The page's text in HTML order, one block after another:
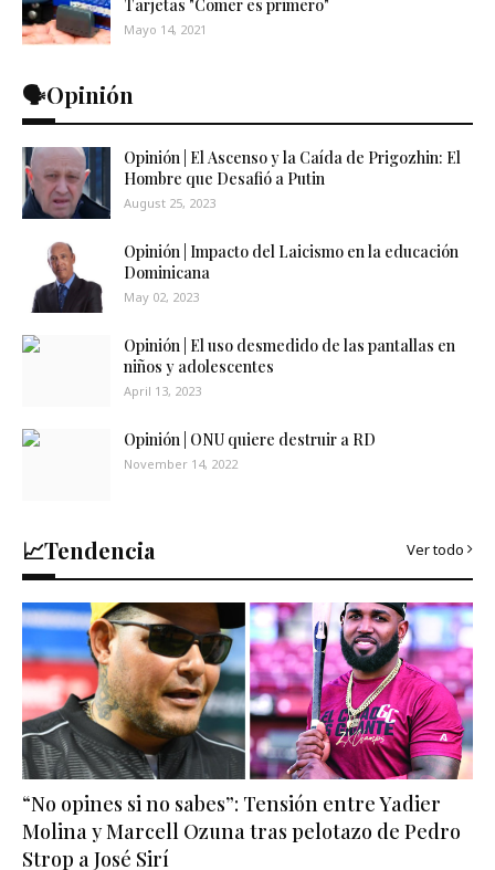
Tarjetas "Comer es primero"
Mayo 14, 2021
🗣️Opinión
Opinión | El Ascenso y la Caída de Prigozhin: El
Hombre que Desafió a Putin
August 25, 2023
Opinión | Impacto del Laicismo en la educación
Dominicana
May 02, 2023
Opinión | El uso desmedido de las pantallas en
niños y adolescentes
April 13, 2023
Opinión | ONU quiere destruir a RD
November 14, 2022
📈Tendencia Ver todo
“No opines si no sabes”: Tensión entre Yadier
Molina y Marcell Ozuna tras pelotazo de Pedro
Strop a José Sirí